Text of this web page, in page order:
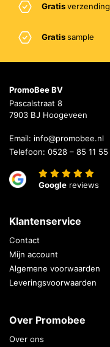
Gratisverzending
Gratissample
PromoBee BV
Pascalstraat 8
7903 BJ Hoogeveen
Email: info@promobee.nl
Telefoon: 0528 – 85 11 55
Google reviews
Klantenservice
Contact
Mijn account
Algemene voorwaarden
Leveringsvoorwaarden
Over Promobee
Over ons